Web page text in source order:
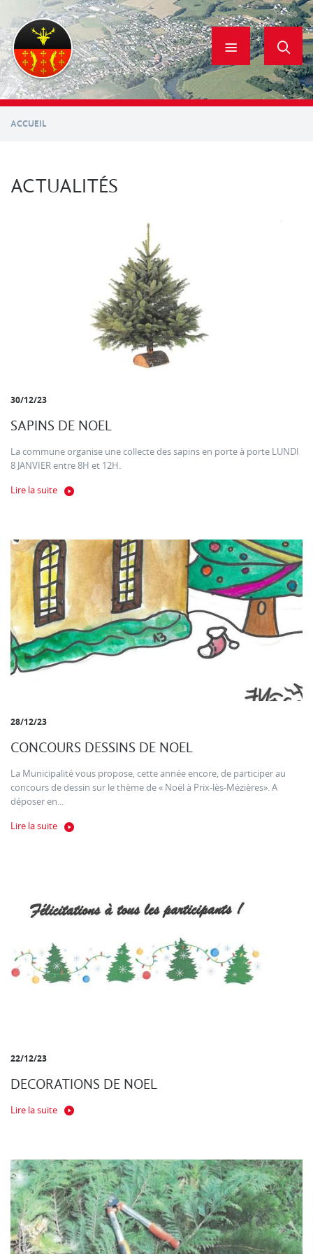
contenu
principal
ACCUEIL
ACTUALITÉS
30/12/23
SAPINS DE NOEL
La commune organise une collecte des sapins en porte à porte LUNDI
8 JANVIER entre 8H et 12H.
Lire la suite
28/12/23
CONCOURS DESSINS DE NOEL
La Municipalité vous propose, cette année encore, de participer au
concours de dessin sur le thème de « Noël à Prix-lès-Mézières». A
déposer en...
Lire la suite
22/12/23
DECORATIONS DE NOEL
Lire la suite